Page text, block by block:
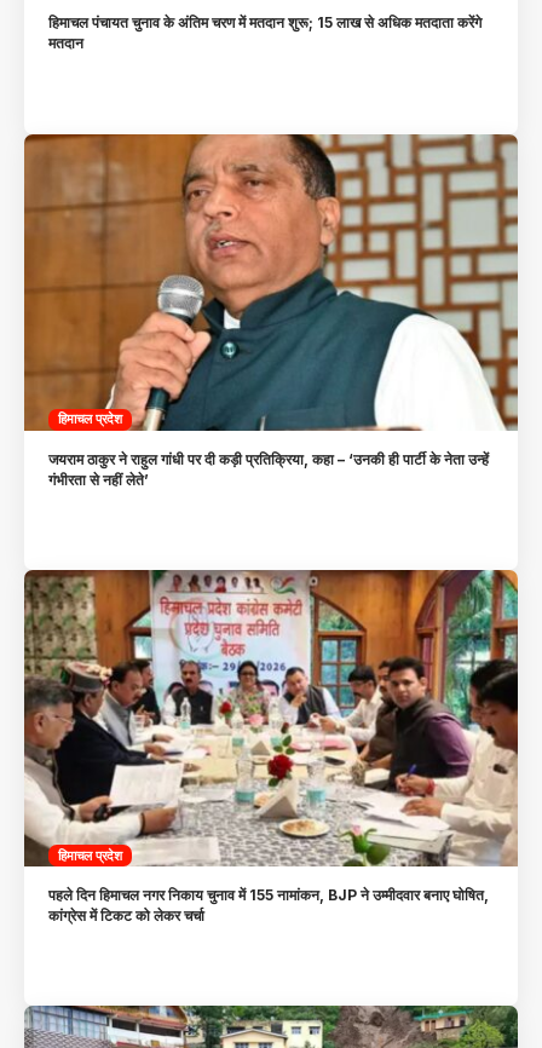
हिमाचल पंचायत चुनाव के अंतिम चरण में मतदान शुरू; 15 लाख से अधिक मतदाता करेंगे
मतदान
हिमाचल प्रदेश
जयराम ठाकुर ने राहुल गांधी पर दी कड़ी प्रतिक्रिया, कहा – ‘उनकी ही पार्टी के नेता उन्हें
गंभीरता से नहीं लेते’
हिमाचल प्रदेश
पहले दिन हिमाचल नगर निकाय चुनाव में 155 नामांकन, BJP ने उम्मीदवार बनाए घोषित,
कांग्रेस में टिकट को लेकर चर्चा